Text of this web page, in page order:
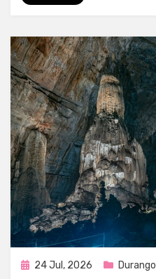
Publicada
24 Jul, 2026 Durango